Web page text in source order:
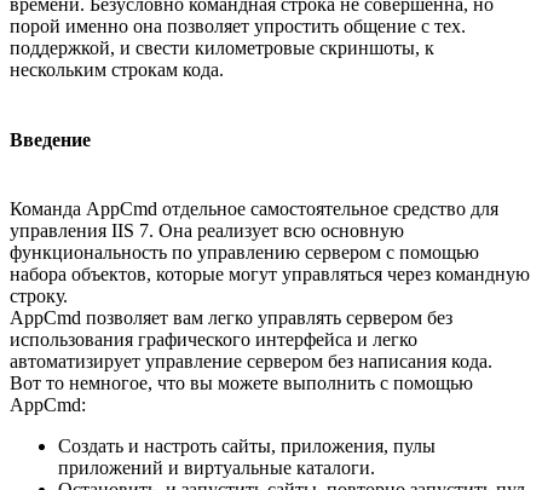
времени. Безусловно командная строка не совершенна, но
порой именно она позволяет упростить общение с тех.
поддержкой, и свести километровые скриншоты, к
нескольким строкам кода.
Введение
Команда AppCmd отдельное самостоятельное средство для
управления IIS 7. Она реализует всю основную
функциональность по управлению сервером с помощью
набора объектов, которые могут управляться через командную
строку.
AppCmd позволяет вам легко управлять сервером без
использования графического интерфейса и легко
автоматизирует управление сервером без написания кода.
Вот то немногое, что вы можете выполнить с помощью
AppCmd:
Создать и настроть сайты, приложения, пулы
приложений и виртуальные каталоги.